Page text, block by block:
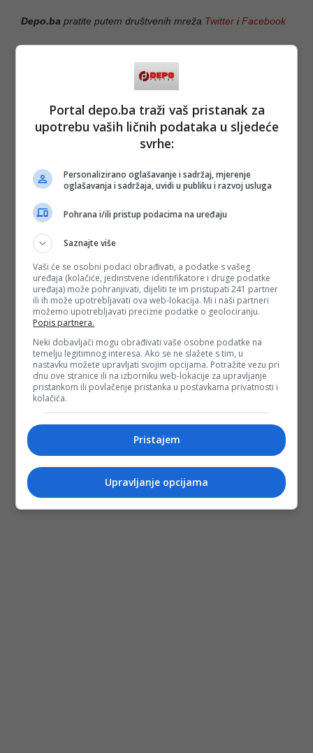
Depo.ba pratite putem društvenih mreža Twitter iFacebook
Portal depo.ba traži vaš pristanak za
upotrebu vaših ličnih podataka u sljedeće
svrhe:
Personalizirano oglašavanje i sadržaj, mjerenje
oglašavanja i sadržaja, uvidi u publiku i razvoj usluga
Pohrana i/ili pristup podacima na uređaju
Saznajte više
Vaši će se osobni podaci obrađivati, a podatke s vašeg
uređaja (kolačiće, jedinstvene identifikatore i druge podatke
uređaja) može pohranjivati, dijeliti te im pristupati 241 partner
ili ih može upotrebljavati ova web-lokacija. Mi i naši partneri
možemo upotrebljavati precizne podatke o geolociranju.
Popis partnera.
Neki dobavljači mogu obrađivati vaše osobne podatke na
temelju legitimnog interesa. Ako se ne slažete s tim, u
nastavku možete upravljati svojim opcijama. Potražite vezu pri
dnu ove stranice ili na izborniku web-lokacije za upravljanje
pristankom ili povlačenje pristanka u postavkama privatnosti i
kolačića.
Pristajem
Upravljanje opcijama